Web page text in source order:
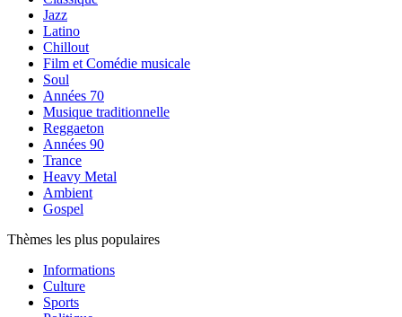
Jazz
Latino
Chillout
Film et Comédie musicale
Soul
Années 70
Musique traditionnelle
Reggaeton
Années 90
Trance
Heavy Metal
Ambient
Gospel
Thèmes les plus populaires
Informations
Culture
Sports